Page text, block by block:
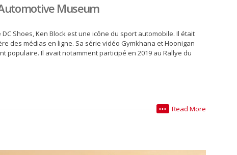
Museum
Shoes, Ken Block est une icône du sport automobile. Il était
des médias en ligne. Sa série vidéo Gymkhana et Hoonigan
populaire. Il avait notamment participé en 2019 au Rallye du
Read More
•••